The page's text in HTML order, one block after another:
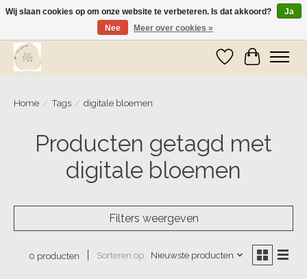
Wij zijn op vakantie! Vanaf zaterdag 9 mei worden er weer pakketjes verzonden
Verlanglijst
Home / Tags / digitale bloemen
Producten getagd met
digitale bloemen
Filters weergeven
0 producten Sorteren op Nieuwste producten
Wij slaan cookies op om onze website te verbeteren. Is dat akkoord?
Ja
Nee
Meer over cookies »